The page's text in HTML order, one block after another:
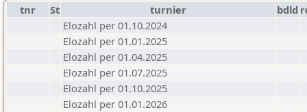
tnr St turnier bdld
Elozahl per 01.10.2024
Elozahl per 01.01.2025
Elozahl per 01.04.2025
Elozahl per 01.07.2025
Elozahl per 01.10.2025
Elozahl per 01.01.2026